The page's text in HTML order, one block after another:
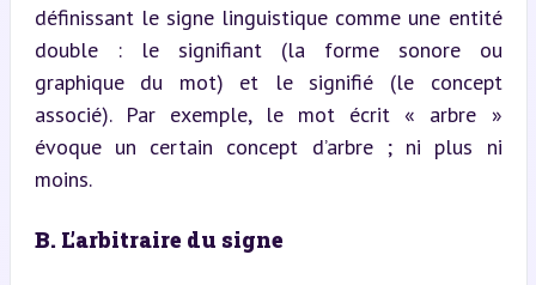
définissant le signe linguistique comme une entité
double : le signifiant (la forme sonore ou
graphique du mot) et le signifié (le concept
associé). Par exemple, le mot écrit « arbre »
évoque un certain concept d’arbre ; ni plus ni
moins.
B. L’arbitraire du signe